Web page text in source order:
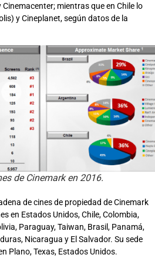
mientras que en Chile lo
y Cineplanet, según datos de la
de Cinemark en 2016.
de cines de propiedad de Cinemark
en Estados Unidos, Chile, Colombia,
Paraguay, Taiwan, Brasil, Panamá,
Nicaragua y El Salvador. Su sede
Plano, Texas, Estados Unidos.